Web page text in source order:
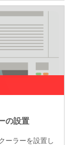
の設置
ーラーを設置し